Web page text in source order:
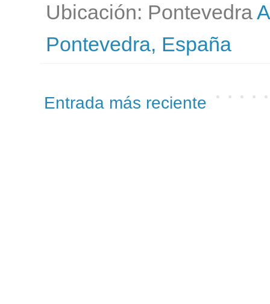
Ubicación: Pontevedra
Pontevedra, España
Entrada más reciente